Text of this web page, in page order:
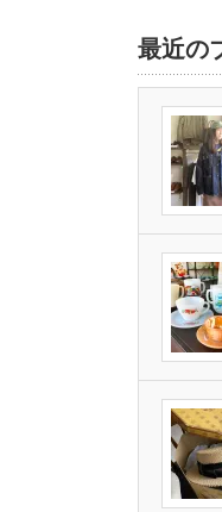
最近の